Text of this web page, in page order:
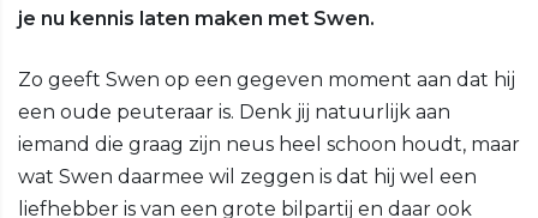
je nu kennis laten maken met Swen.
Zo geeft Swen op een gegeven moment aan dat hij
een oude peuteraar is. Denk jij natuurlijk aan
iemand die graag zijn neus heel schoon houdt, maar
wat Swen daarmee wil zeggen is dat hij wel een
liefhebber is van een grote bilpartij en daar ook